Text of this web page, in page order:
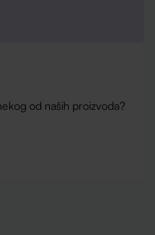
od naših proizvoda?